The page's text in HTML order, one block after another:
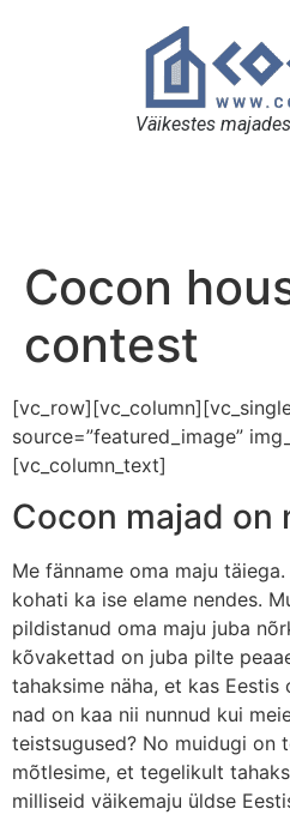
Väikestes
Cocon
contest
source=”featured_image”
[vc_column_text]
Cocon majad on
Me fänname oma maju
kohati ka ise elame nendes.
pildistanud oma maju juba
kõvakettad on juba pilte
tahaksime näha, et kas Eestis
nad on kaa nii nunnud kui
teistsugused? No muidugi on
mõtlesime, et tegelikult
milliseid väikemaju üldse